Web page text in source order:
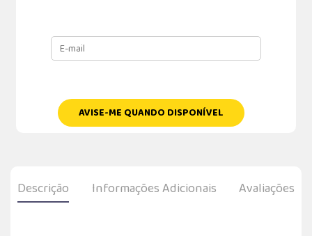
AVISE-ME QUANDO DISPONÍVEL
Descrição Informações Adicionais Avaliações